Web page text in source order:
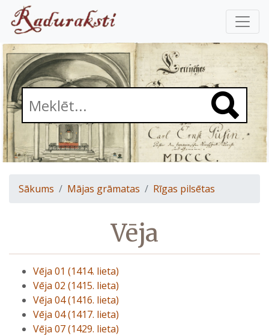
Sākums Mājas grāmatas Rīgas pilsētas
Vēja
Vēja 01 (1414. lieta)
Vēja 02 (1415. lieta)
Vēja 04 (1416. lieta)
Vēja 04 (1417. lieta)
Vēja 07 (1429. lieta)